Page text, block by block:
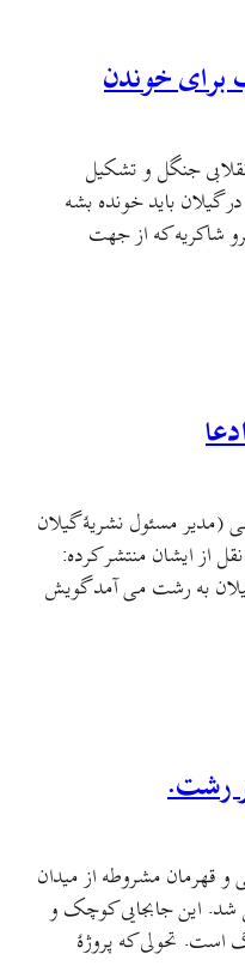
برای خوندن
جنگل و تشکیل
گیلان باید خونده بشه
شاکریه که از جهت
این پژوهش ضمن
(مدیر مسئول نشریهٔ گیلان
از ایشان منتشر کرده:
به رشت می آمد گویش
رشت.
قهرمان مشروطه از میدان
شد. این جابجایی کوچک و
است. تحولی که پروژهٔ